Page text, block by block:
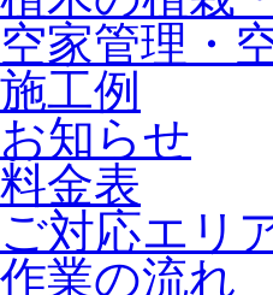
空家管理・
施工例
お知らせ
料金表
ご対応エリ
作業の流れ